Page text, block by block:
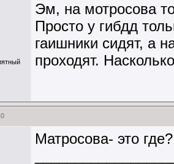
Эм, на мотросова
Просто у гибдд
гаишники сидят, а
проходят.
Матросова- это где?